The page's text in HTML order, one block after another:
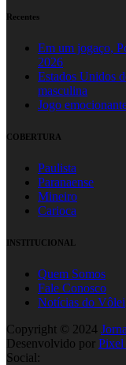
Recentes
Em um jogaço,
2026
Estados Unidos
masculina
Jogo
COBERTURA
Paulista
Paranaense
Mineiro
Carioca
INSTITUCIONAL
Quem Somos
Fale Conosco
Notícias do Vôlei
Copyright © 2024
Desenvolvido por Pixel
Social: